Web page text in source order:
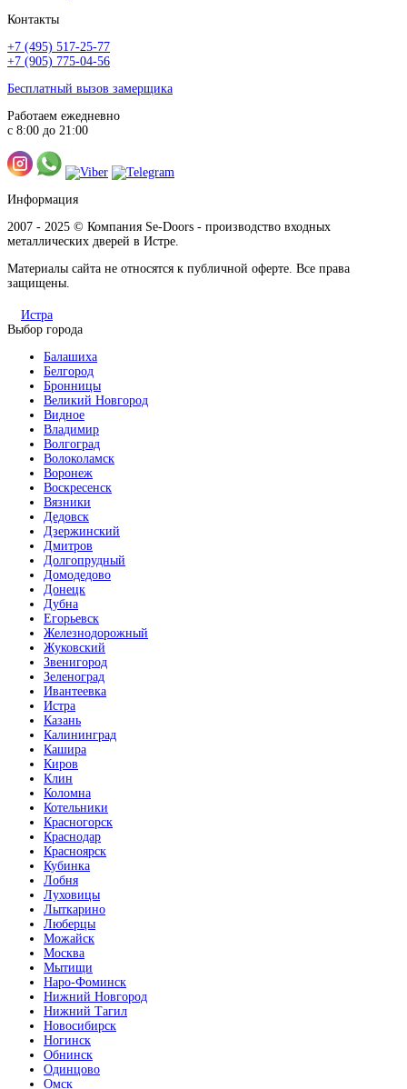
Контакты
+7 (495) 517-25-77
+7 (905) 775-04-56
Бесплатный вызов замерщика
Работаем ежедневно
с 8:00 до 21:00
Информация
2007 - 2025 © Компания Se-Doors - производство входных
металлических дверей в Истре.
Материалы сайта не относятся к публичной оферте. Все права
защищены.
Истра
Выбор города
Балашиха
Белгород
Бронницы
Великий Новгород
Видное
Владимир
Волгоград
Волоколамск
Воронеж
Воскресенск
Вязники
Дедовск
Дзержинский
Дмитров
Долгопрудный
Домодедово
Донецк
Дубна
Егорьевск
Железнодорожный
Жуковский
Звенигород
Зеленоград
Ивантеевка
Истра
Казань
Калининград
Кашира
Киров
Клин
Коломна
Котельники
Красногорск
Краснодар
Красноярск
Кубинка
Лобня
Луховицы
Лыткарино
Люберцы
Можайск
Москва
Мытищи
Наро-Фоминск
Нижний Новгород
Нижний Тагил
Новосибирск
Ногинск
Обнинск
Одинцово
Омск